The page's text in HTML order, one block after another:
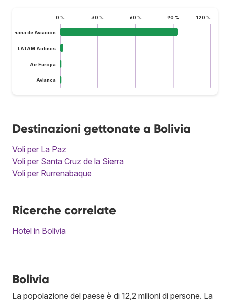
0 % 30 % 60 % 90 % 120 %
Boliviana de Aviación
LATAM Airlines
Air Europa
Avianca
Destinazioni gettonate a Bolivia
Voli per La Paz
Voli per Santa Cruz de la Sierra
Voli per Rurrenabaque
Ricerche correlate
Hotel in Bolivia
Bolivia
La popolazione del paese è di 12,2 milioni di persone. La